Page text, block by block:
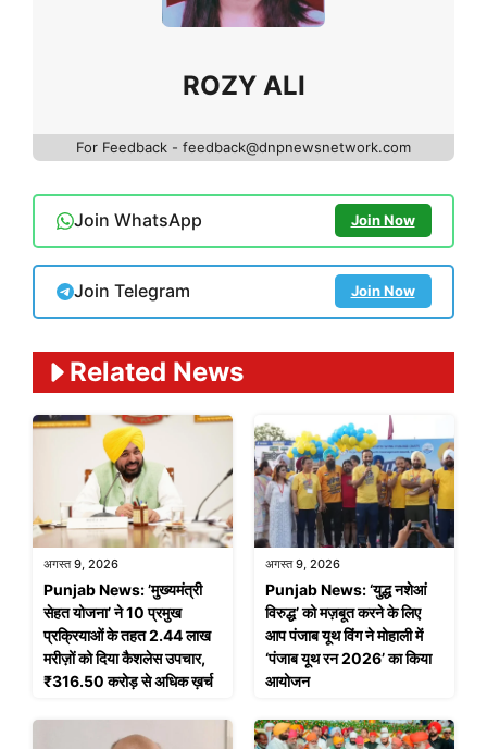
ROZY ALI
For Feedback - feedback@dnpnewsnetwork.com
Join WhatsApp Join Now
Join Telegram Join Now
Related News
अगस्त 9, 2026
Punjab News: ’मुख्यमंत्री
सेहत योजना’ ने 10 प्रमुख
प्रक्रियाओं के तहत 2.44 लाख
मरीज़ों को दिया कैशलेस उपचार,
₹316.50 करोड़ से अधिक ख़र्च
अगस्त 9, 2026
Punjab News: ‘युद्ध नशेआं
विरुद्ध’ को मज़बूत करने के लिए
आप पंजाब यूथ विंग ने मोहाली में
‘पंजाब यूथ रन 2026’ का किया
आयोजन